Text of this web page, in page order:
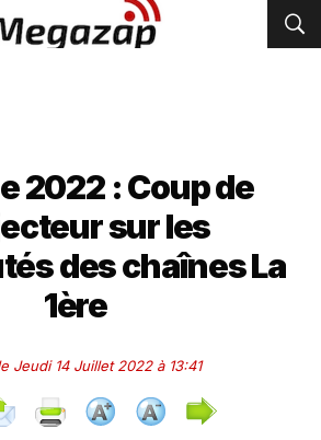
2022 : Coup de
sur les
des chaînes La
1ère
Jeudi 14 Juillet 2022 à 13:41